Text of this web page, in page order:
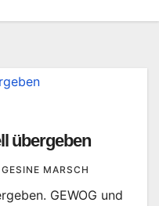
übergeben
MARSCH
GEWOG und